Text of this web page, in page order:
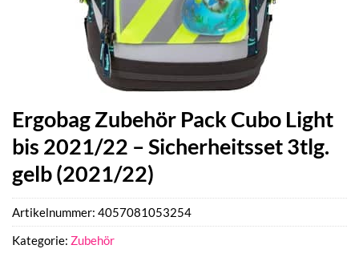
Ergobag Zubehör Pack Cubo Light
bis 2021/22 – Sicherheitsset 3tlg.
gelb (2021/22)
Artikelnummer: 4057081053254
Kategorie: Zubehör